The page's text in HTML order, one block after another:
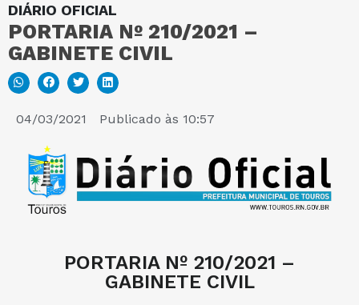
DIÁRIO OFICIAL
PORTARIA Nº 210/2021 –
GABINETE CIVIL
04/03/2021 Publicado às 10:57
PORTARIA Nº 210/2021 –
GABINETE CIVIL
MAPA DO SITE
PORTAL DA TRANSPARÊNCIA
E-SIC
PERGUNTAS FREQUENTES